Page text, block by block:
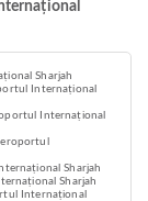
Sharjah
Internațional
Internațional
Sharjah
Sharjah
Internațional